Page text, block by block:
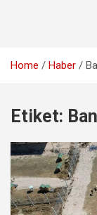
Home Haber
Etiket: